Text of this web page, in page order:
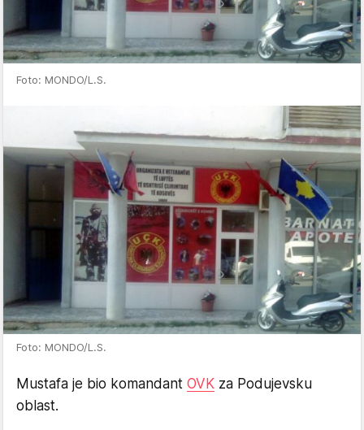
Foto: MONDO/L.S.
Foto: MONDO/L.S.
Mustafa je bio komandant OVK za Podujevsku
oblast.